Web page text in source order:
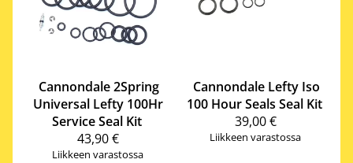
Cannondale 2Spring
Universal Lefty 100Hr
Service Seal Kit
43,90 €
Liikkeen varastossa
Cannondale Lefty Iso
100 Hour Seals Seal Kit
39,00 €
Liikkeen varastossa